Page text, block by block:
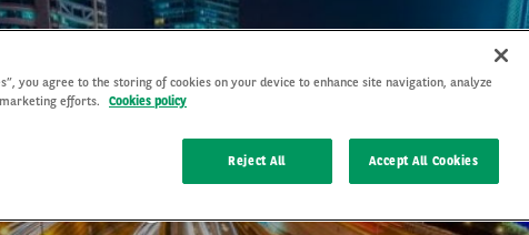
OP DE LINKERBAAN!
you agree to the storing of cookies on your device to enhance site navigation, analyze
efforts.
Cookies policy
Reject All Accept All Cookies